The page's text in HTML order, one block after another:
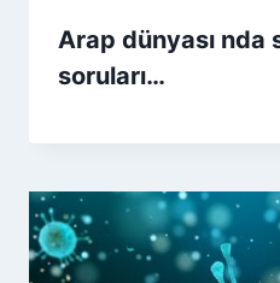
Arap dünyası nda
soruları…